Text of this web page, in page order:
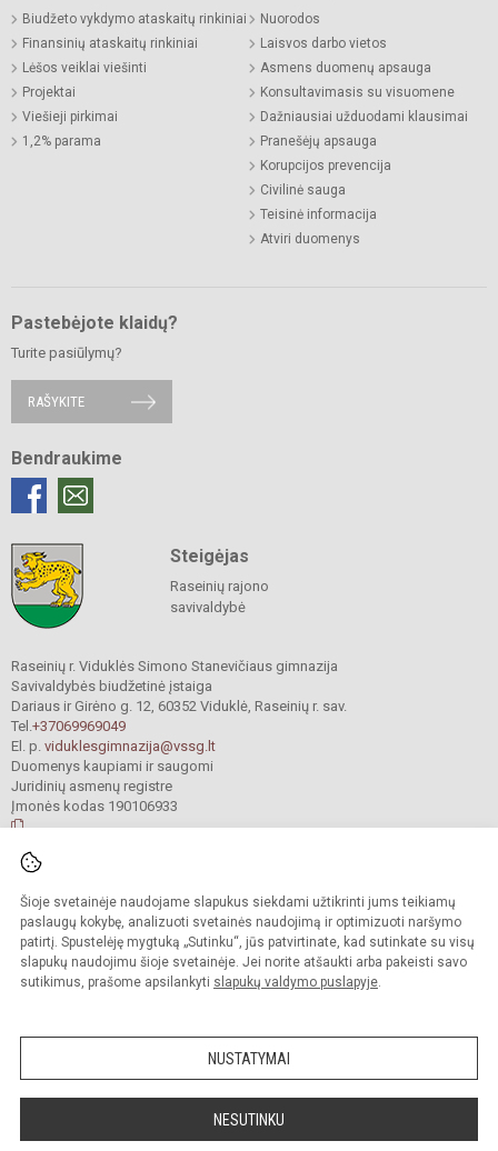
Šioje svetainėje naudojame slapukus siekdami užtikrinti jums teikiamų
paslaugų kokybę, analizuoti svetainės naudojimą ir optimizuoti naršymo
patirtį. Spustelėję mygtuką „Sutinku“, jūs patvirtinate, kad sutinkate su visų
slapukų naudojimu šioje svetainėje. Jei norite atšaukti arba pakeisti savo
sutikimus, prašome apsilankyti slapukų valdymo puslapyje.
NUSTATYMAI
NESUTINKU
Biudžeto vykdymo ataskaitų rinkiniai
Finansinių ataskaitų rinkiniai
Lėšos veiklai viešinti
Projektai
Viešieji pirkimai
1,2% parama
Nuorodos
Laisvos darbo vietos
Asmens duomenų apsauga
Konsultavimasis su visuomene
Dažniausiai užduodami klausimai
Pranešėjų apsauga
Korupcijos prevencija
Civilinė sauga
Teisinė informacija
Atviri duomenys
Pastebėjote klaidų?
Turite pasiūlymų?
RAŠYKITE
Bendraukime
Steigėjas
Raseinių rajono
savivaldybė
Raseinių r. Viduklės Simono Stanevičiaus gimnazija
Savivaldybės biudžetinė įstaiga
Dariaus ir Girėno g. 12, 60352 Viduklė, Raseinių r. sav.
Tel.+37069969049
El. p. viduklesgimnazija@vssg.lt
Duomenys kaupiami ir saugomi
Juridinių asmenų registre
Įmonės kodas 190106933
saugomos.
Kopijuoti turinį be raštiško gimnazijos sutikimo griežtai draudžiama.
Prieinamumo paraiška Slapukų valdymas
Sumanus būdas atnaujinti